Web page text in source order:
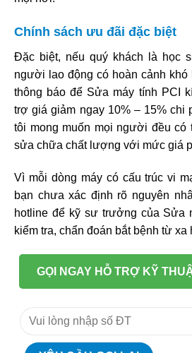
Chính sách ưu đãi đặc biệt
Đặc biệt, nếu quý khách là học
người lao động có hoàn cảnh khó
thông báo để Sửa máy tính PCI
trợ giá giảm ngay 10% – 15% chi
tôi mong muốn mọi người đều có
sửa chữa chất lượng với mức giá
Vì mỗi dòng máy có cấu trúc vi
bạn chưa xác định rõ nguyên
hotline để kỹ sư trưởng của Sửa
kiểm tra, chẩn đoán bắt bệnh từ xa
GỌI NGAY HỖ TRỢ KỸ